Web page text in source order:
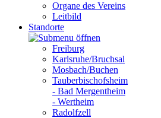
Organe des Vereins
Leitbild
Standorte
Freiburg
Karlsruhe/Bruchsal
Mosbach/Buchen
Tauberbischofsheim
- Bad Mergentheim
- Wertheim
Radolfzell